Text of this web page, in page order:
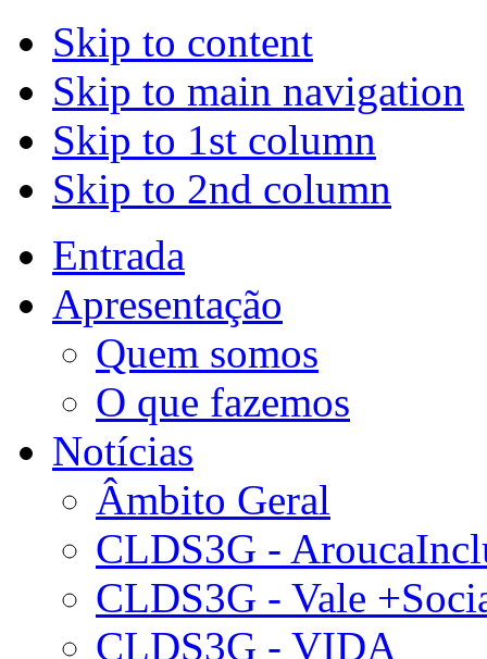
Skip to content
Skip to main navigation
Skip to 1st column
Skip to 2nd column
Entrada
Apresentação
Quem somos
O que fazemos
Notícias
Âmbito Geral
CLDS3G -
CLDS3G - Vale
CLDS3G - VIDA